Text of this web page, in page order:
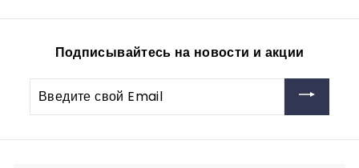
,
0
р
у
б
Подписывайтесь на новости и акции
свой